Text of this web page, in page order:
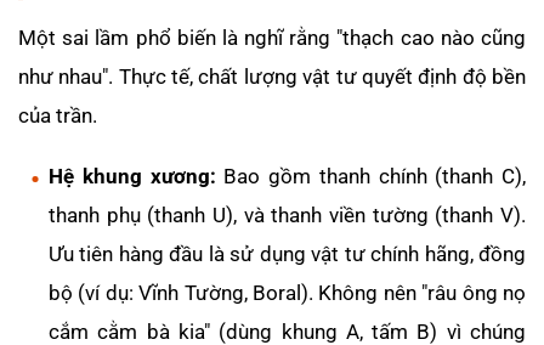
Một sai lầm phổ biến là nghĩ rằng "thạch cao nào cũng
như nhau". Thực tế, chất lượng vật tư quyết định độ bền
của trần.
Hệ khung xương: Bao gồm thanh chính (thanh C),
thanh phụ (thanh U), và thanh viền tường (thanh V).
Ưu tiên hàng đầu là sử dụng vật tư chính hãng, đồng
bộ (ví dụ: Vĩnh Tường, Boral). Không nên "râu ông nọ
cắm cằm bà kia" (dùng khung A, tấm B) vì chúng